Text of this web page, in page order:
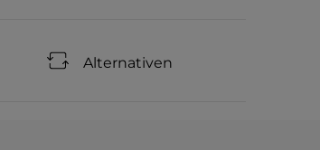
Alternativen